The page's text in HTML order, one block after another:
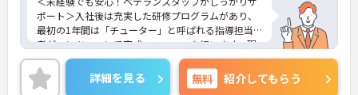
ポート＞入社後は充実した研修プログラムがあり、
最初の1年間は「チューター」と呼ばれる指導担当
者がマンツーマンで育成・フォローを行います。現
場ではベテランのサービス提供責任者があなたをバ
ックアップするので、困ったことがあればすぐに相
談できます。焦らずじっくりとスキルを身につけて
詳細を見る 無料 紹介してもらう